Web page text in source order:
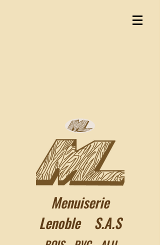
Menuiserie
Lenoble S.A.S